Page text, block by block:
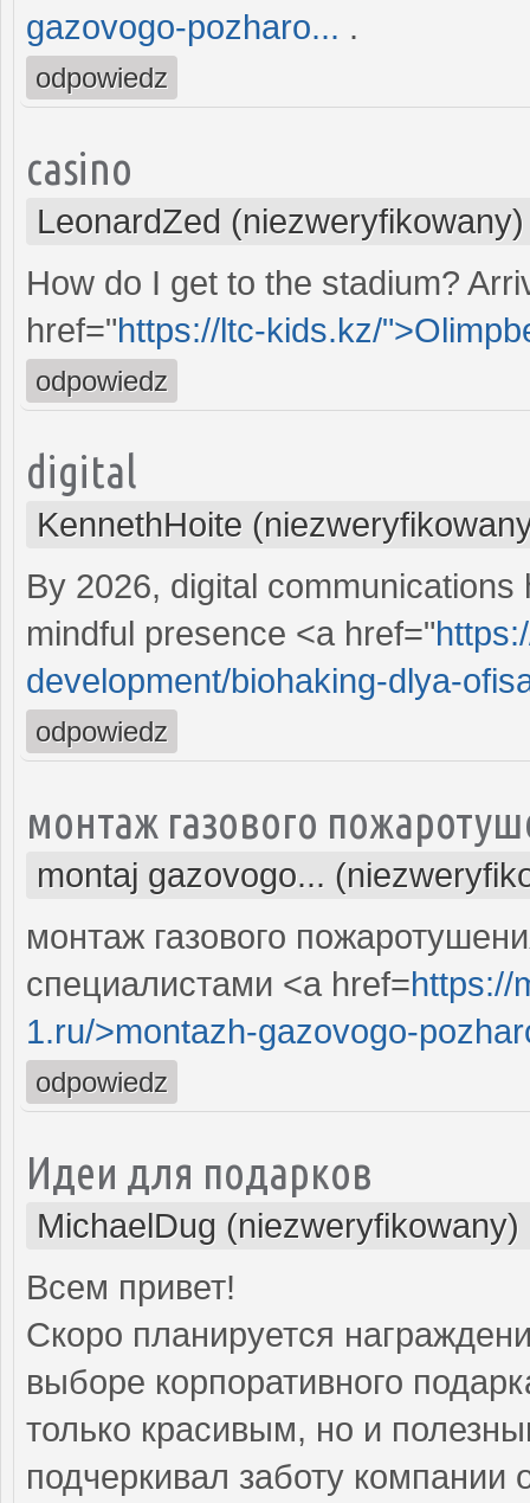
gazovogo-pozharo... .
odpowiedz
casino
LeonardZed (niezweryfikowany)
How do I get to the stadium?
href="https://ltc-kids.kz/
odpowiedz
digital
KennethHoite
By 2026, digital
mindful presence <a href="
development/biohaking-dlya-
odpowiedz
монтаж газового
montaj gazovogo...
монтаж газового
специалистами <a href=https://
1.ru/>montazh-gazovogo-
odpowiedz
Идеи для подарков
MichaelDug (niezweryfikowany)
Всем привет!
Скоро планируется
выборе корпоративного
только красивым, но и
подчеркивал заботу компании